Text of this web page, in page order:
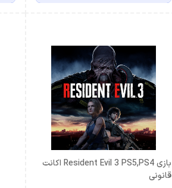
بازی Resident Evil 3 PS5,PS4 اکانت
قانونی